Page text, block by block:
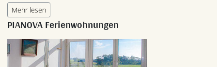
Mehr lesen
PIANOVA Ferienwohnungen